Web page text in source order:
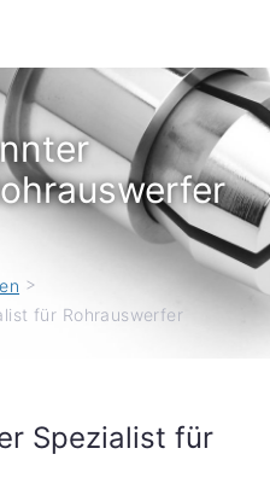
>
für Rohrauswerfer
Spezialist für